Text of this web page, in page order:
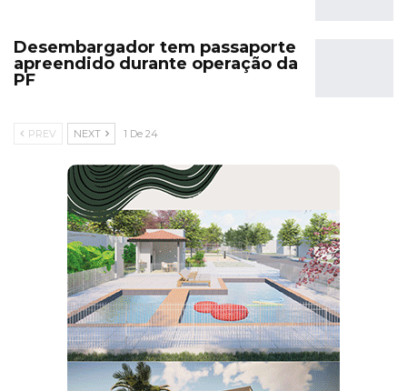
Desembargador tem passaporte
apreendido durante operação da
PF
PREV NEXT 1 De 24